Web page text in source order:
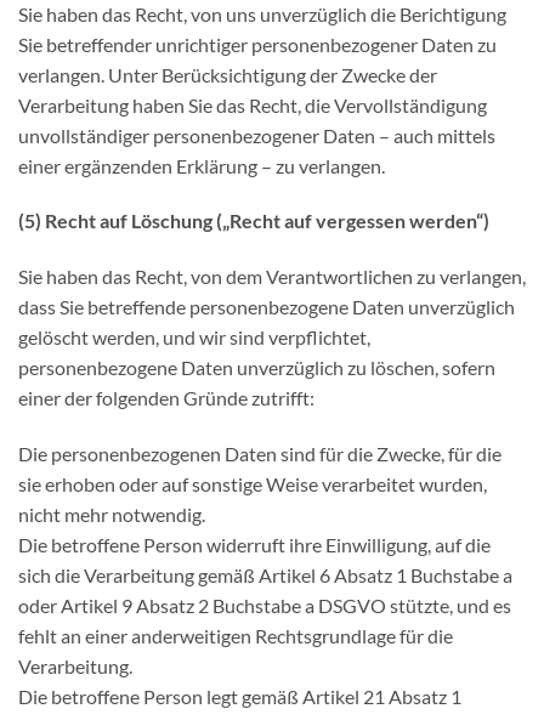
Sie haben das Recht, von uns unverzüglich die Berichtigung
Sie betreffender unrichtiger personenbezogener Daten zu
verlangen. Unter Berücksichtigung der Zwecke der
Verarbeitung haben Sie das Recht, die Vervollständigung
unvollständiger personenbezogener Daten – auch mittels
einer ergänzenden Erklärung – zu verlangen.
(5) Recht auf Löschung („Recht auf vergessen werden“)
Sie haben das Recht, von dem Verantwortlichen zu verlangen,
dass Sie betreffende personenbezogene Daten unverzüglich
gelöscht werden, und wir sind verpflichtet,
personenbezogene Daten unverzüglich zu löschen, sofern
einer der folgenden Gründe zutrifft:
Die personenbezogenen Daten sind für die Zwecke, für die
sie erhoben oder auf sonstige Weise verarbeitet wurden,
nicht mehr notwendig.
Die betroffene Person widerruft ihre Einwilligung, auf die
sich die Verarbeitung gemäß Artikel 6 Absatz 1 Buchstabe a
oder Artikel 9 Absatz 2 Buchstabe a DSGVO stützte, und es
fehlt an einer anderweitigen Rechtsgrundlage für die
Verarbeitung.
Die betroffene Person legt gemäß Artikel 21 Absatz 1